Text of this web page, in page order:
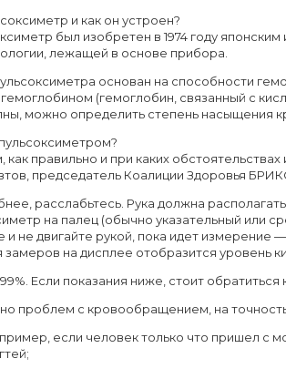
и как он устроен?
был изобретен в 1974 году
лежащей в основе прибора.
основан на способности
(гемоглобин, связанный с
можно определить степень насыщения
как правильно и при каких
председатель Коалиции Здоровья
расслабьтесь. Рука должна
на палец (обычно указательный или
и не двигайте рукой, пока идет измерение
на дисплее отобразится уровень
Если показания ниже, стоит обратиться
проблем с кровообращением, на
если человек только что пришел с